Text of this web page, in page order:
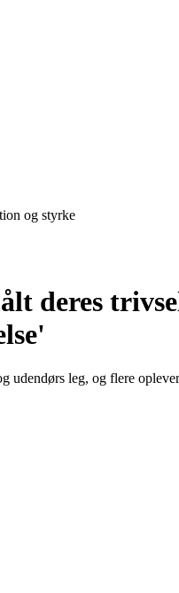
og styrke
deres
udendørs leg, og flere